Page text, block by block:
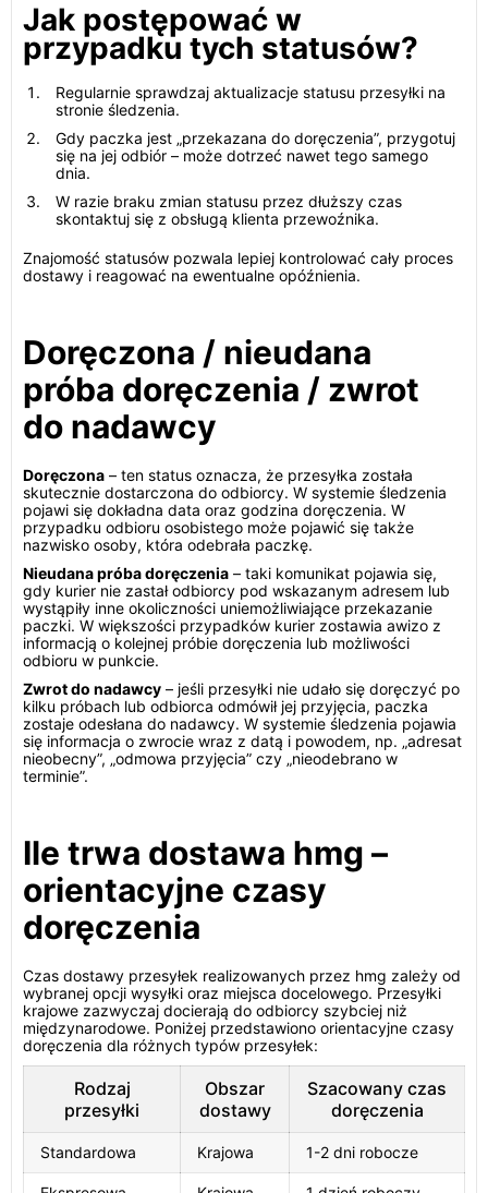
Jak postępować w
przypadku tych statusów?
Regularnie sprawdzaj aktualizacje statusu przesyłki na
stronie śledzenia.
Gdy paczka jest „przekazana do doręczenia”, przygotuj
się na jej odbiór – może dotrzeć nawet tego samego
dnia.
W razie braku zmian statusu przez dłuższy czas
skontaktuj się z obsługą klienta przewoźnika.
Znajomość statusów pozwala lepiej kontrolować cały proces
dostawy i reagować na ewentualne opóźnienia.
Doręczona / nieudana
próba doręczenia / zwrot
do nadawcy
Doręczona – ten status oznacza, że przesyłka została
skutecznie dostarczona do odbiorcy. W systemie śledzenia
pojawi się dokładna data oraz godzina doręczenia. W
przypadku odbioru osobistego może pojawić się także
nazwisko osoby, która odebrała paczkę.
Nieudana próba doręczenia – taki komunikat pojawia się,
gdy kurier nie zastał odbiorcy pod wskazanym adresem lub
wystąpiły inne okoliczności uniemożliwiające przekazanie
paczki. W większości przypadków kurier zostawia awizo z
informacją o kolejnej próbie doręczenia lub możliwości
odbioru w punkcie.
Zwrot do nadawcy – jeśli przesyłki nie udało się doręczyć po
kilku próbach lub odbiorca odmówił jej przyjęcia, paczka
zostaje odesłana do nadawcy. W systemie śledzenia pojawia
się informacja o zwrocie wraz z datą i powodem, np. „adresat
nieobecny”, „odmowa przyjęcia” czy „nieodebrano w
terminie”.
Ile trwa dostawa hmg –
orientacyjne czasy
doręczenia
Czas dostawy przesyłek realizowanych przez hmg zależy od
wybranej opcji wysyłki oraz miejsca docelowego. Przesyłki
krajowe zazwyczaj docierają do odbiorcy szybciej niż
międzynarodowe. Poniżej przedstawiono orientacyjne czasy
doręczenia dla różnych typów przesyłek:
Rodzaj
przesyłki
Obszar
dostawy
Szacowany czas
doręczenia
Standardowa Krajowa 1-2 dni robocze